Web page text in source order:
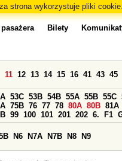
strona wykorzystuje pliki
pasażera Bilety
11 12 13 14 15 16 41 43 45
53C 53B 54B 55A 55B 55C
75B 76 77 78 80A 80B 81A
99 100 101 201 202 6. F1
N6 N7A N7B N8 N9